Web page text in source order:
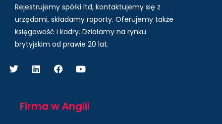
Rejestrujemy spółki ltd, kontaktujemy się z
urzędami, składamy raporty. Oferujemy także
księgowość i kadry. Działamy na rynku
brytyjskim od prawie 20 lat.
Firma w Anglii